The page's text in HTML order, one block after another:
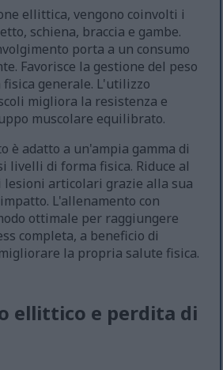
ellittica, vengono coinvolti i
schiena, braccia e gambe.
porta a un consumo
Favorisce la gestione del peso
generale. L'utilizzo
migliora la resistenza e
muscolare equilibrato.
è adatto a un'ampia gamma di
livelli di forma fisica. Riduce al
articolari grazie alla sua
L'allenamento con
ottimale per raggiungere
completa, a beneficio di
la propria salute fisica.
ellittico e perdita di